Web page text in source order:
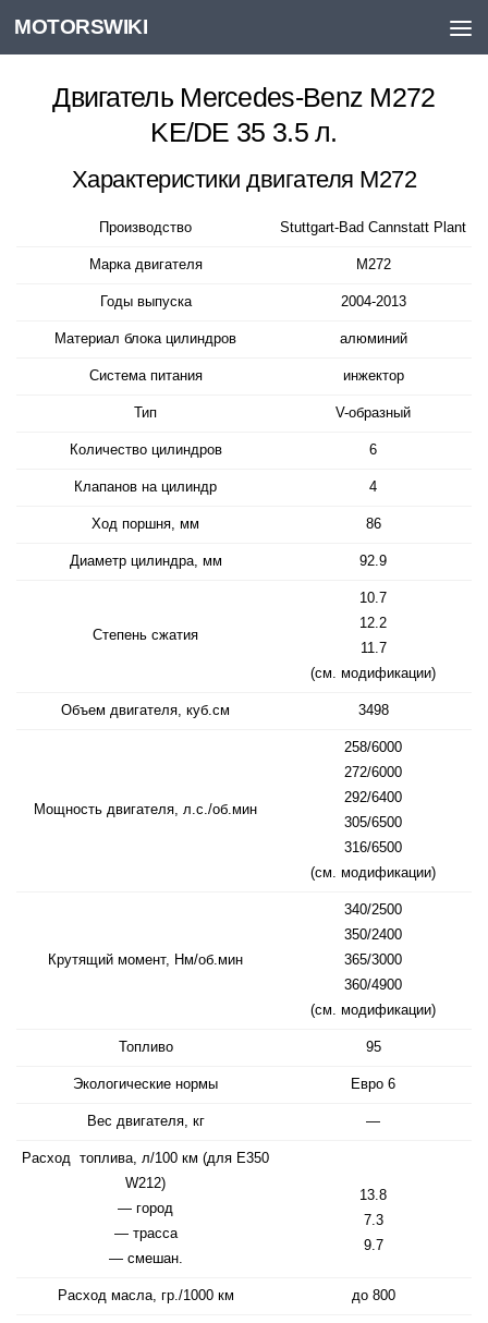
Skip to content
MOTORSWIKI
Двигатель Mercedes-Benz M272
KE/DE 35 3.5 л.
Характеристики двигателя М272
Производство Stuttgart-Bad Cannstatt Plant
Марка двигателя M272
Годы выпуска 2004-2013
Материал блока цилиндров алюминий
Система питания инжектор
Тип V-образный
Количество цилиндров 6
Клапанов на цилиндр 4
Ход поршня, мм 86
Диаметр цилиндра, мм 92.9
Степень сжатия
10.7
12.2
11.7
(см. модификации)
Объем двигателя, куб.см 3498
Мощность двигателя, л.с./об.мин
258/6000
272/6000
292/6400
305/6500
316/6500
(см. модификации)
Крутящий момент, Нм/об.мин
340/2500
350/2400
365/3000
360/4900
(см. модификации)
Топливо 95
Экологические нормы Евро 6
Вес двигателя, кг —
Расход топлива, л/100 км (для E350
W212)
— город
— трасса
— смешан.
13.8
7.3
9.7
Расход масла, гр./1000 км до 800